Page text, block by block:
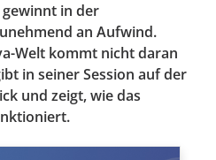
in der
an Aufwind.
Welt kommt nicht daran
in seiner Session auf der
und zeigt, wie das